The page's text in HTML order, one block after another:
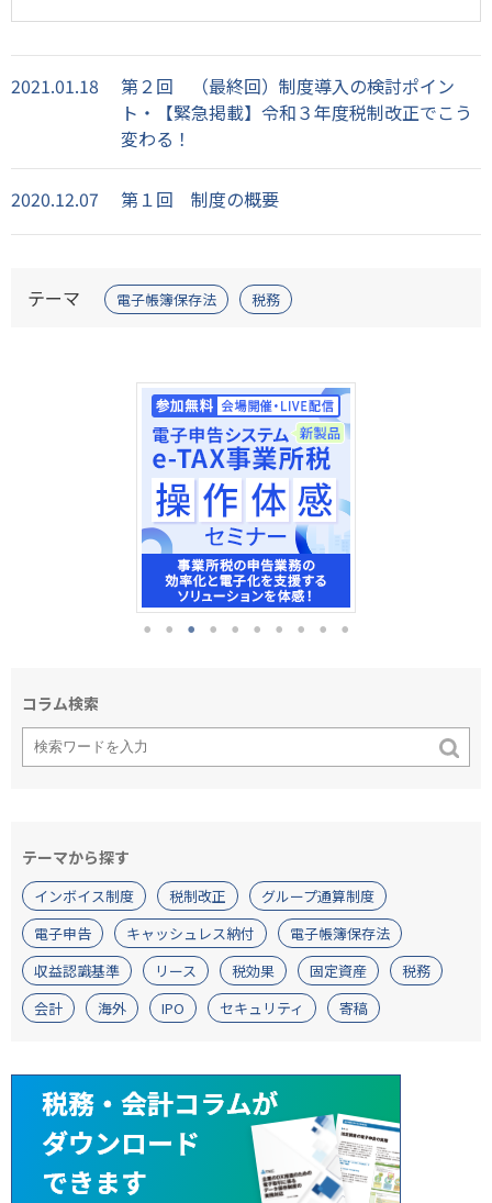
2021.01.18
第２回 （最終回）制度導入の検討ポイン
ト・【緊急掲載】令和３年度税制改正でこう
変わる！
2020.12.07 第１回 制度の概要
テーマ 電子帳簿保存法 税務
コラム検索
テーマから探す
インボイス制度 税制改正
グループ通算制度
電子申告
キャッシュレス納付
電子帳簿保存法
収益認識基準
リース 税効果 固定資産
税務
会計
海外 IPO セキュリティ 寄稿